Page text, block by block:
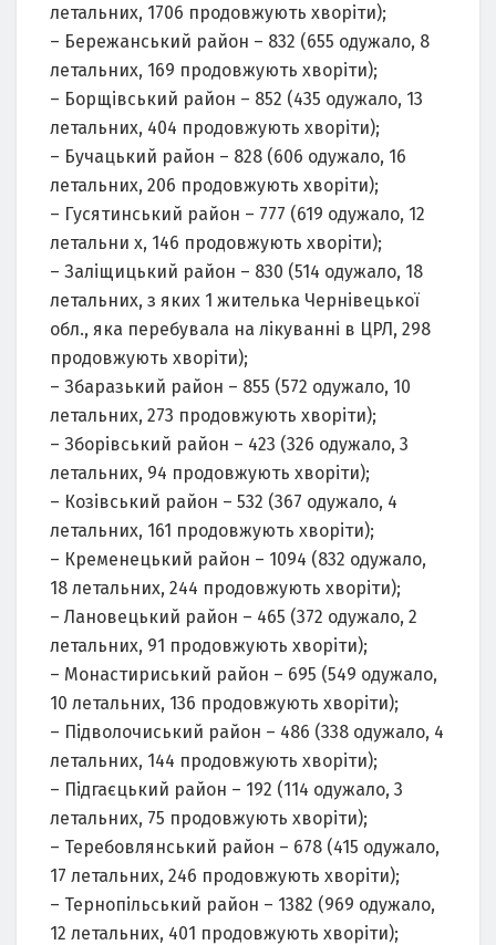
летальних, 1706 продовжують хворіти);
– Бережанський район – 832 (655 одужало, 8
летальних, 169 продовжують хворіти);
– Борщівський район – 852 (435 одужало, 13
летальних, 404 продовжують хворіти);
– Бучацький район – 828 (606 одужало, 16
летальних, 206 продовжують хворіти);
– Гусятинський район – 777 (619 одужало, 12
летальни х, 146 продовжують хворіти);
– Заліщицький район – 830 (514 одужало, 18
летальних, з яких 1 жителька Чернівецької
обл., яка перебувала на лікуванні в ЦРЛ, 298
продовжують хворіти);
– Збаразький район – 855 (572 одужало, 10
летальних, 273 продовжують хворіти);
– Зборівський район – 423 (326 одужало, 3
летальних, 94 продовжують хворіти);
– Козівський район – 532 (367 одужало, 4
летальних, 161 продовжують хворіти);
– Кременецький район – 1094 (832 одужало,
18 летальних, 244 продовжують хворіти);
– Лановецький район – 465 (372 одужало, 2
летальних, 91 продовжують хворіти);
– Монастириський район – 695 (549 одужало,
10 летальних, 136 продовжують хворіти);
– Підволочиський район – 486 (338 одужало, 4
летальних, 144 продовжують хворіти);
– Підгаєцький район – 192 (114 одужало, 3
летальних, 75 продовжують хворіти);
– Теребовлянський район – 678 (415 одужало,
17 летальних, 246 продовжують хворіти);
– Тернопільський район – 1382 (969 одужало,
12 летальних, 401 продовжують хворіти);